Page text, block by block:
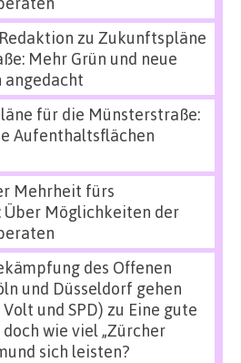
zu Zukunftspläne
Mehr Grün und neue
für die Münsterstraße:
Aufenthaltsflächen
Mehrheit fürs
Möglichkeiten der
des Offenen
und Düsseldorf gehen
und SPD) zu Eine gute
wie viel „Zürcher
sich leisten?